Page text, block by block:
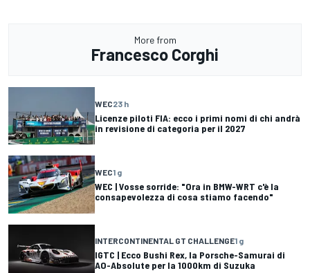
More from
Francesco Corghi
WEC23 h
Licenze piloti FIA: ecco i primi nomi di chi andrà
in revisione di categoria per il 2027
WEC1 g
WEC | Vosse sorride: "Ora in BMW-WRT c'è la
consapevolezza di cosa stiamo facendo"
INTERCONTINENTAL GT CHALLENGE1 g
IGTC | Ecco Bushi Rex, la Porsche-Samurai di
AO-Absolute per la 1000km di Suzuka